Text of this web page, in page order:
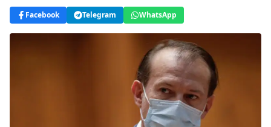
Facebook Telegram WhatsApp